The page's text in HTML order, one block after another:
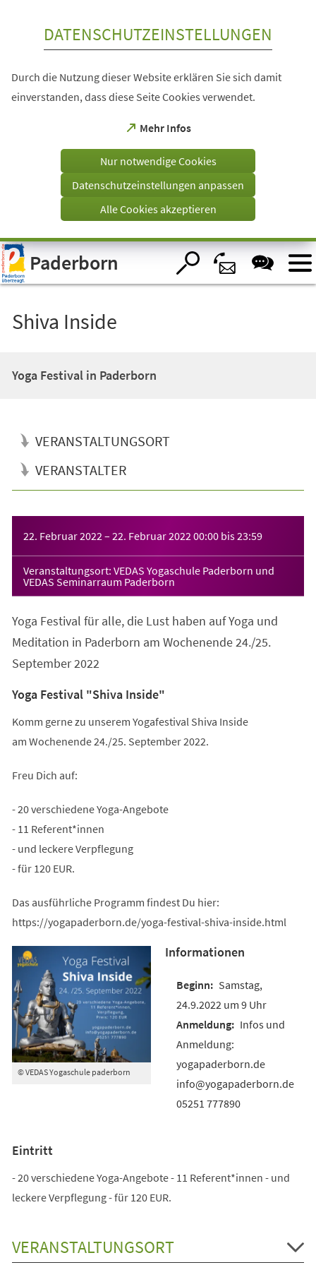
Visuelle
Assistenzsoftware
öffnen.
DATENSCHUTZEINSTELLUNGEN
Durch die Nutzung dieser Website erklären Sie sich damit
einverstanden, dass diese Seite Cookies verwendet.
Mehr Infos
(Öffnet
einem
Tab)
Nur notwendige Cookies
Datenschutzeinstellungen anpassen
Alle Cookies akzeptieren
Paderborn
Shiva Inside
Yoga Festival in Paderborn
VERANSTALTUNGSORT
VERANSTALTER
22. Februar 2022 – 22. Februar 2022 00:00 bis23:59
Veranstaltungsort: VEDAS Yogaschule Paderborn und
VEDAS Seminarraum Paderborn
Yoga Festival für alle, die Lust haben auf Yoga und
Meditation in Paderborn am Wochenende 24./25.
September 2022
Yoga Festival "Shiva Inside"
Komm gerne zu unserem Yogafestival Shiva Inside
am Wochenende 24./25. September 2022.
Freu Dich auf:
- 20 verschiedene Yoga-Angebote
- 11 Referent*innen
- und leckere Verpflegung
- für 120 EUR.
Das ausführliche Programm findest Du hier:
https://yogapaderborn.de/yoga-festival-shiva-inside.html
© VEDAS Yogaschule paderborn
Informationen
Samstag,
24.9.2022 um 9 Uhr
Infos und
Anmeldung:
yogapaderborn.de
info@yogapaderborn.de
05251 777890
Eintritt
- 20 verschiedene Yoga-Angebote - 11 Referent*innen - und
leckere Verpflegung - für 120 EUR.
VERANSTALTUNGSORT